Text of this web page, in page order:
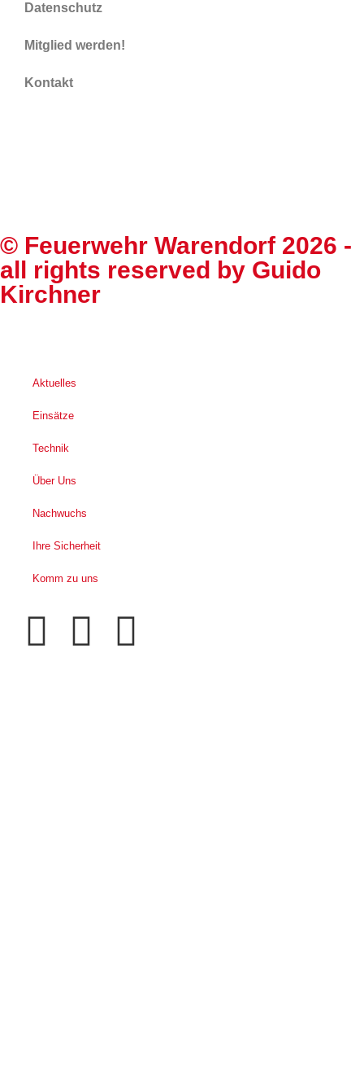
Datenschutz
Mitglied werden!
Kontakt
© Feuerwehr Warendorf 2026 -
all rights reserved by Guido
Kirchner
Aktuelles
Einsätze
Technik
Über Uns
Nachwuchs
Ihre Sicherheit
Komm zu uns